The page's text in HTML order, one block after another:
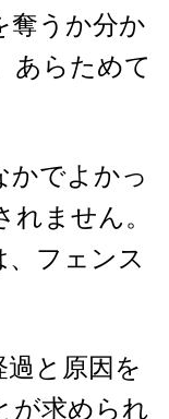
奪うか分か
あらためて
でよかっ
ません。
、フェンス
と原因を
が求められ